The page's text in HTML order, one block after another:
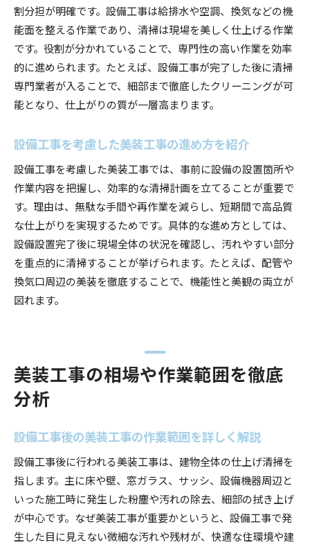
割分担が明確です。設備工事は給排水や空調、換気などの機
能面を整える作業であり、清掃は現場を美しく仕上げる作業
です。役割が分かれていることで、専門性の高い作業を効率
的に進められます。たとえば、設備工事が完了した後に清掃
専門業者が入ることで、細部まで徹底したクリーニングが可
能となり、仕上がりの質が一層高まります。
設備工事を考慮した美装工事の進め方を紹介
設備工事を考慮した美装工事では、事前に設備の設置箇所や
作業内容を把握し、効率的な清掃計画を立てることが重要で
す。理由は、無駄な手間や再作業を減らし、短期間で高品質
な仕上がりを実現するためです。具体的な進め方としては、
設備設置完了後に現場全体の状況を確認し、汚れやすい部分
を重点的に清掃することが挙げられます。たとえば、配管や
換気口周辺の美装を徹底することで、機能性と美観の両立が
図れます。
美装工事の相場や作業範囲を徹底
分析
設備工事後の美装工事の作業範囲を詳しく解説
設備工事後に行われる美装工事は、建物全体の仕上げ清掃を
指します。主に床や壁、窓ガラス、サッシ、設備機器周辺と
いった施工時に発生した粉塵や汚れの除去、細部の拭き上げ
が中心です。なぜ美装工事が重要かというと、設備工事で発
生した目に見えない微細な汚れや残材が、快適な住環境や建